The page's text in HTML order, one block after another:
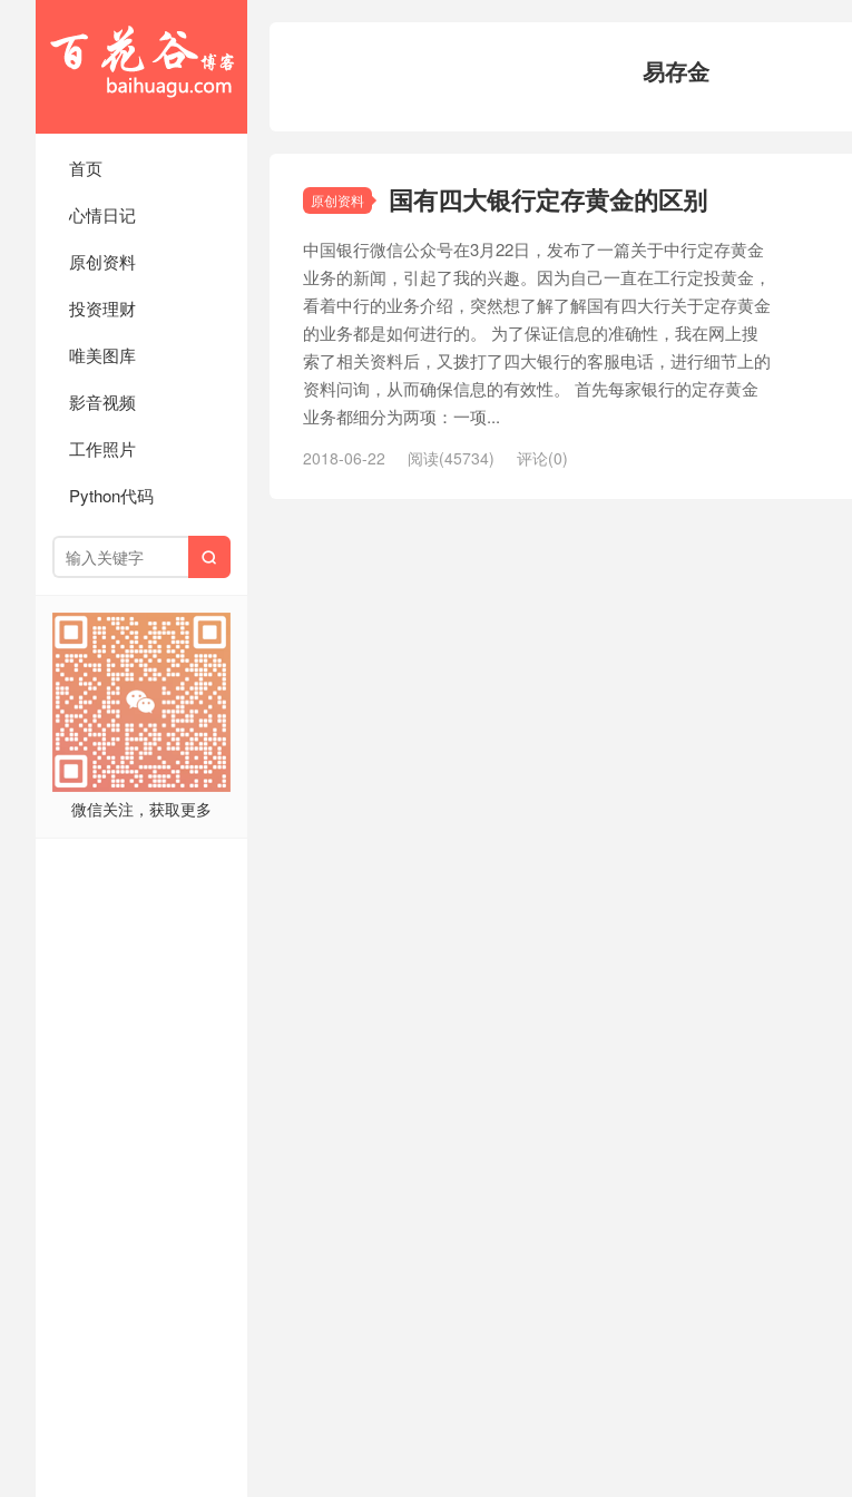
首页
心情日记
原创资料
投资理财
唯美图库
影音视频
工作照片
Python代码

微信关注，获取更多
易存金
原创资料 国有四大银行定存黄金的区别
中国银行微信公众号在3月22日，发布了一篇关于中行定存黄金
业务的新闻，引起了我的兴趣。因为自己一直在工行定投黄金，
看着中行的业务介绍，突然想了解了解国有四大行关于定存黄金
的业务都是如何进行的。 为了保证信息的准确性，我在网上搜
索了相关资料后，又拨打了四大银行的客服电话，进行细节上的
资料问询，从而确保信息的有效性。 首先每家银行的定存黄金
业务都细分为两项：一项...
2018-06-22 阅读(45734) 评论(0)